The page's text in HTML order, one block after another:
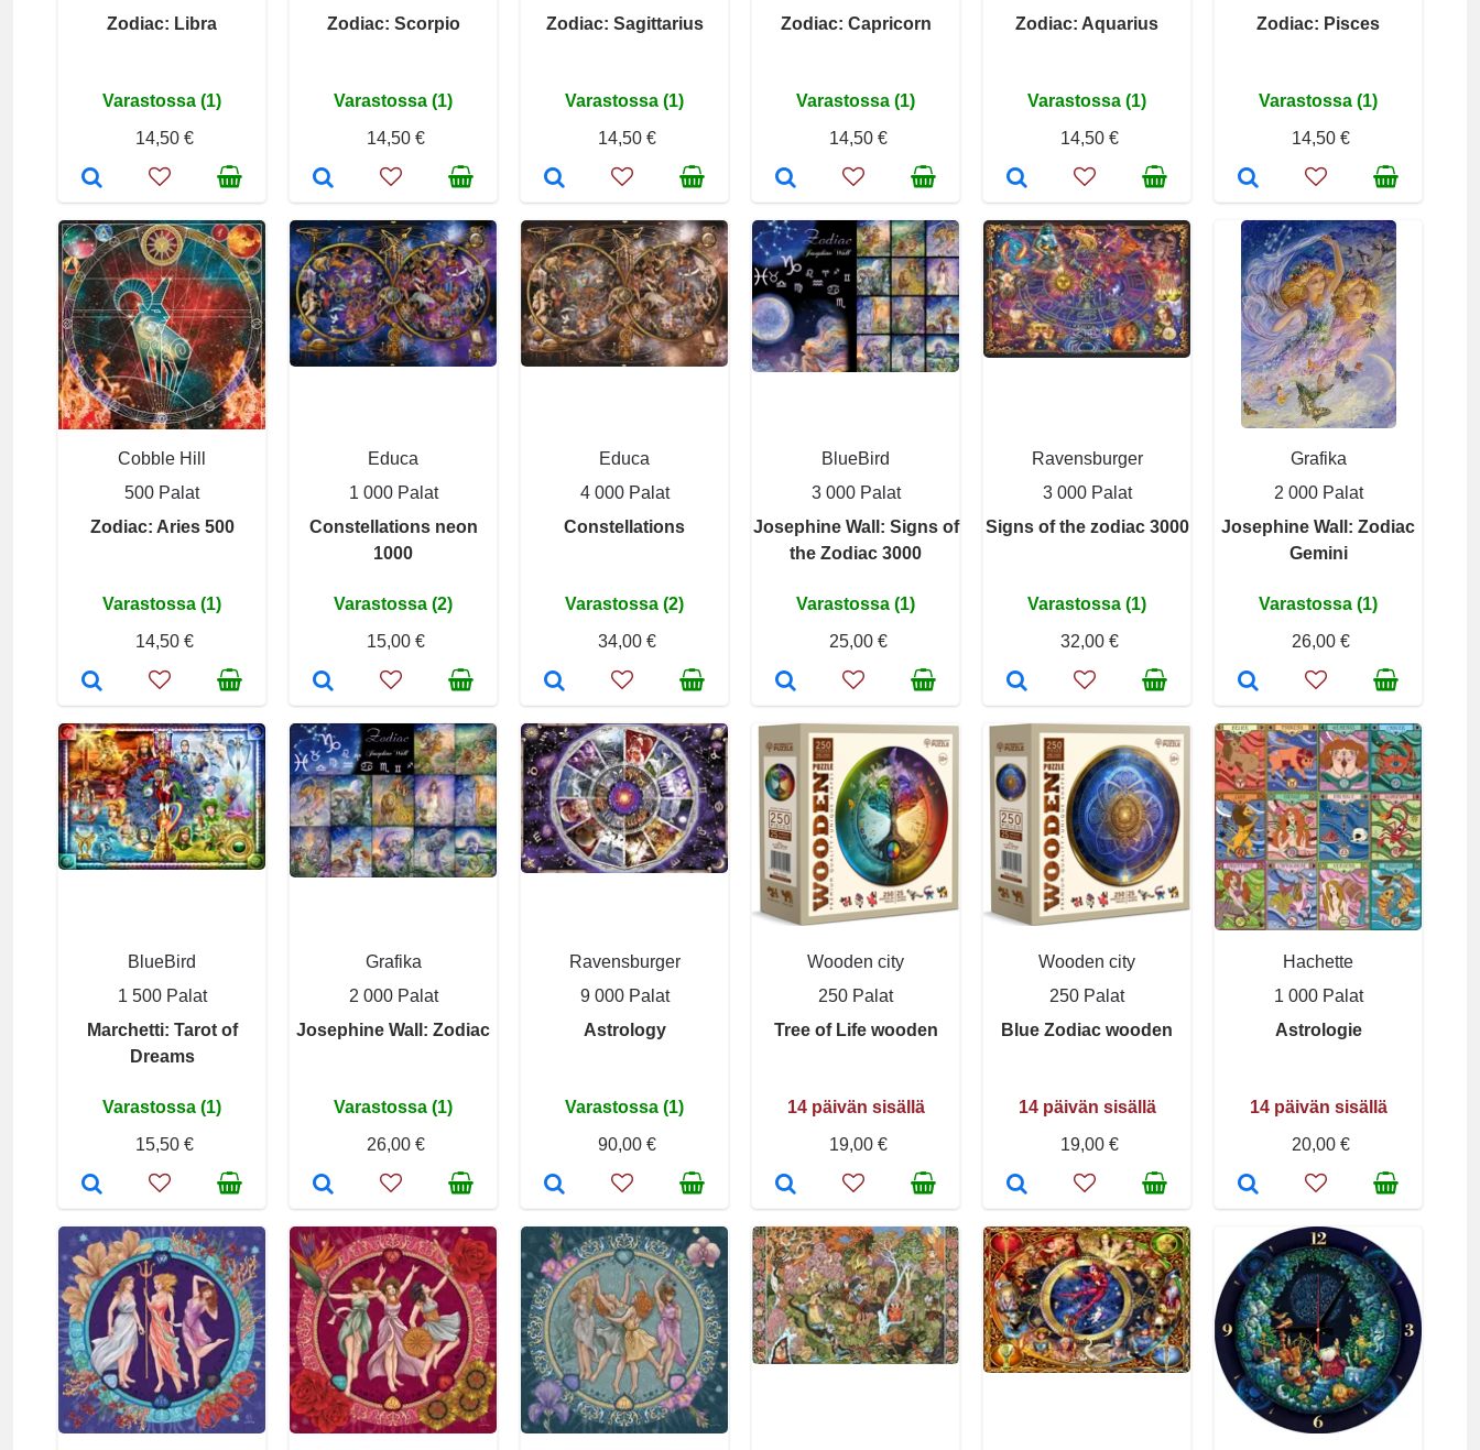
Zodiac: Libra
Varastossa (1)
14,50 €
Zodiac: Scorpio
Varastossa (1)
14,50 €
Zodiac: Sagittarius
Varastossa (1)
14,50 €
Zodiac: Capricorn
Varastossa (1)
14,50 €
Zodiac: Aquarius
Varastossa (1)
14,50 €
Zodiac: Pisces
Varastossa (1)
14,50 €
Cobble Hill
500 Palat
Zodiac: Aries 500
Varastossa (1)
14,50 €
Educa
1 000 Palat
Constellations neon
1000
Varastossa (2)
15,00 €
Educa
4 000 Palat
Constellations
Varastossa (2)
34,00 €
BlueBird
3 000 Palat
Josephine Wall: Signs of
the Zodiac 3000
Varastossa (1)
25,00 €
Ravensburger
3 000 Palat
Signs of the zodiac 3000
Varastossa (1)
32,00 €
Grafika
2 000 Palat
Josephine Wall: Zodiac
Gemini
Varastossa (1)
26,00 €
BlueBird
1 500 Palat
Marchetti: Tarot of
Dreams
Varastossa (1)
15,50 €
Grafika
2 000 Palat
Josephine Wall: Zodiac
Varastossa (1)
26,00 €
Ravensburger
9 000 Palat
Astrology
Varastossa (1)
90,00 €
Wooden city
250 Palat
Tree of Life wooden
14 päivän sisällä
19,00 €
Wooden city
250 Palat
Blue Zodiac wooden
14 päivän sisällä
19,00 €
Hachette
1 000 Palat
Astrologie
14 päivän sisällä
20,00 €